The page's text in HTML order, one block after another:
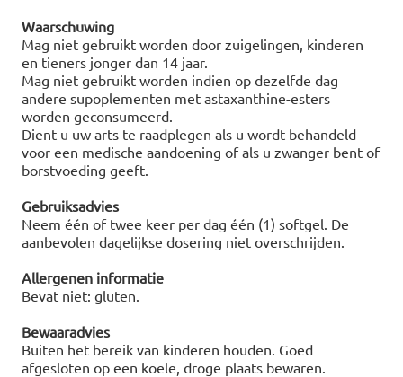
Waarschuwing
Mag niet gebruikt worden door zuigelingen, kinderen
en tieners jonger dan 14 jaar.
Mag niet gebruikt worden indien op dezelfde dag
andere supoplementen met astaxanthine-esters
worden geconsumeerd.
Dient u uw arts te raadplegen als u wordt behandeld
voor een medische aandoening of als u zwanger bent of
borstvoeding geeft.
Gebruiksadvies
Neem één of twee keer per dag één (1) softgel. De
aanbevolen dagelijkse dosering niet overschrijden.
Allergenen informatie
Bevat niet: gluten.
Bewaaradvies
Buiten het bereik van kinderen houden. Goed
afgesloten op een koele, droge plaats bewaren.